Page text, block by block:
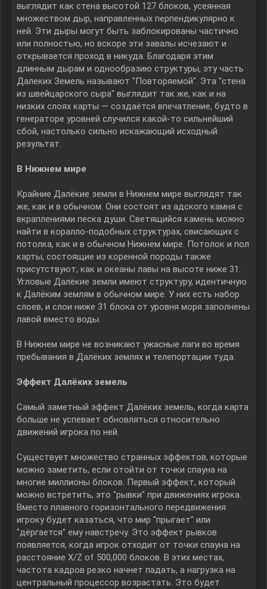
выглядит как стена высотой 127 блоков, усеянная
множеством дыр, направленных перпендикулярно к
ней. Эти дыры могут быть заблокированы частично
или полностью, но вскоре эти завалы исчезают и
открывается проход в никуда. Благодаря этим
длинным дырам и однообразию структуры, эту часть
Далеких Земель называют "Повторяемой". Эта "стена
из швейцарского сыра" выглядит так же, как и на
низких слоях карты — создаётся впечатление, будто в
генераторе уровней случился какой-то сильнейший
сбой, настолько сильно искажающий исходный
результат.
В Нижнем мире
Крайние Далёкие земли в Нижнем мире выглядят так
же, как и в обычном. Они состоят из адского камня с
вкраплениями песка души. Светящийся камень можно
найти в коралло-подобных структурах, свисающих с
потолка, как и в обычном Нижнем мире. Потолок и пол
карты, состоящие из коренной породы также
присутствуют, как и океаны лавы на высоте ниже 31.
Угловые Далёкие земли имеют структуру, идентичную
к Далёким землям в обычном мире. У них есть набор
слоев, и слои ниже 31 блока от уровня моря заполнены
лавой вместо воды.
В Нижнем мире не возникают ужасные лаги во время
пребывания в Далёких землях и телепортации туда.
Эффект Далёких земель
Самый заметный эффект Далёких земель, когда карта
больше не успевает обновляться относительно
движений игрока по ней.
Существует множество странных эффектов, которые
можно заметить, если отойти от точки спауна на
многие миллионы блоков. Первый эффект, который
можно встретить, это "рывки" при движениях игрока.
Вместо плавного горизонтального передвижения
игроку будет казаться, что мир "прыгает" или
"дёргается" ему навстречу. Это эффект рывков
появляется, когда игрок отходит от точки спауна на
расстояние X/Z of 500,000 блоков. В этих местах,
частота кадров резко начнет падать, а нагрузка на
центральный процессор возрастать. Это будет